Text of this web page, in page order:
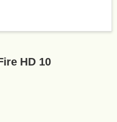
HD 10